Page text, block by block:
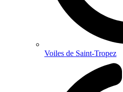
Voiles de Saint-Tropez